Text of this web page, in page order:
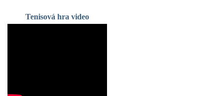
Tenisová hra video